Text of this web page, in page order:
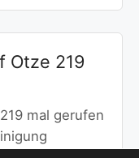
Otze 219
mal gerufen